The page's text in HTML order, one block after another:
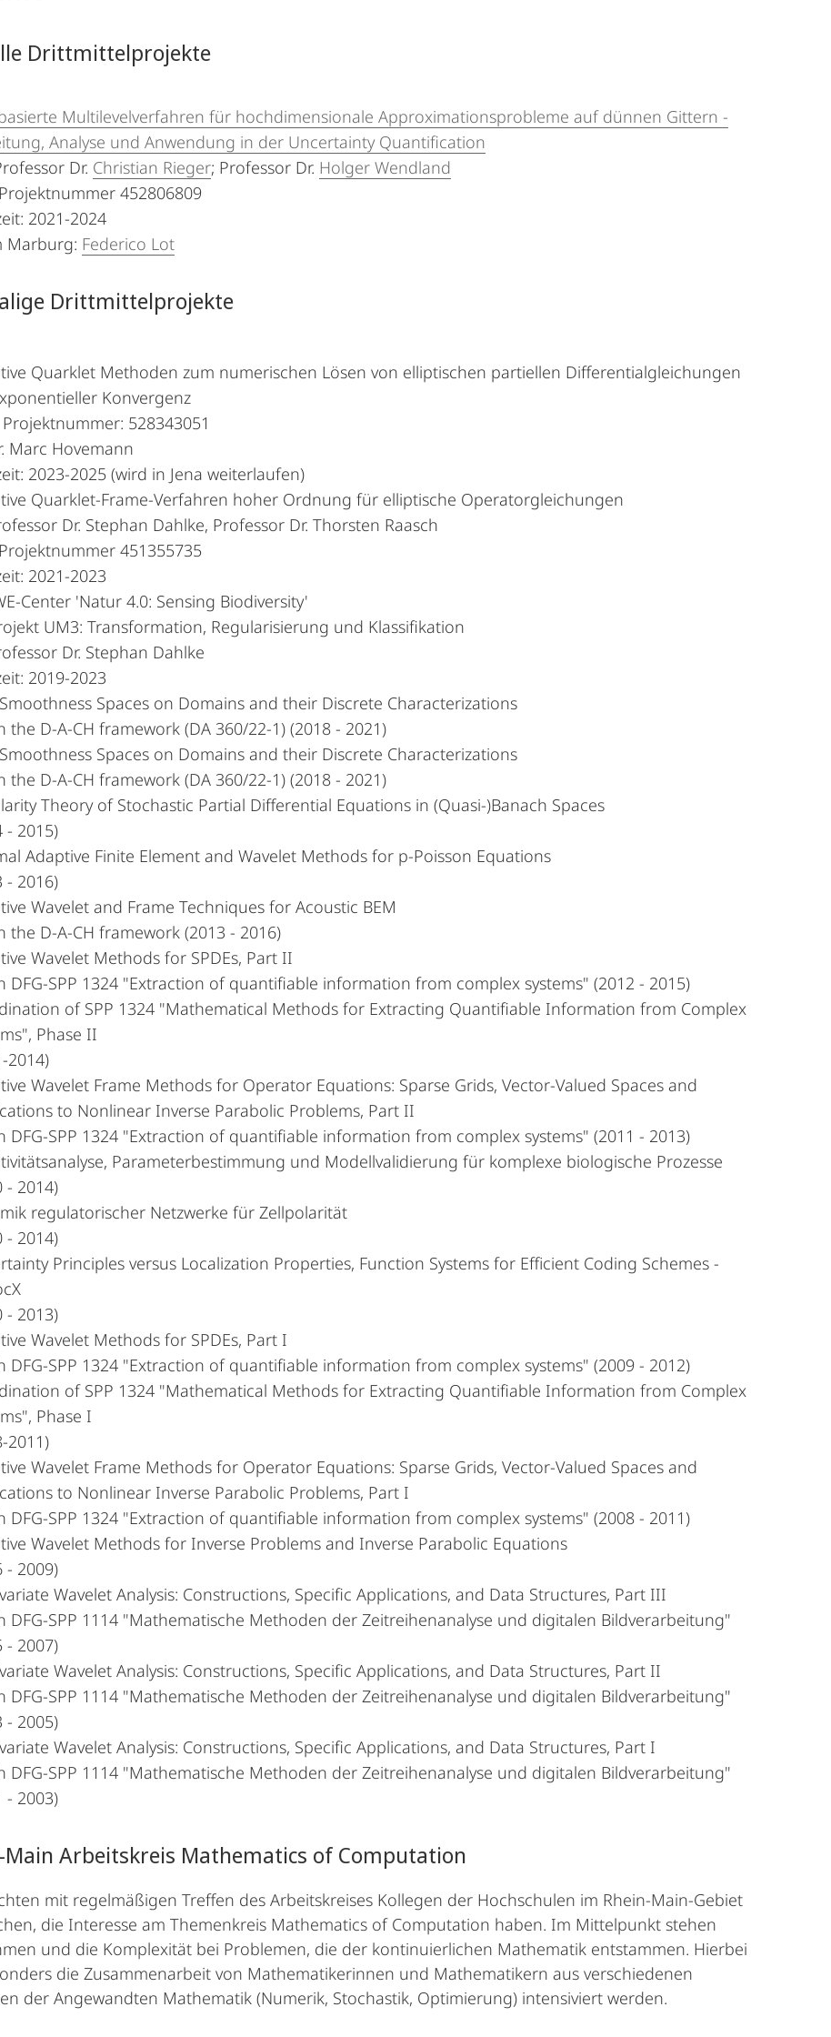
Drittmittelprojekte
Multilevelverfahren für hochdimensionale Approximationsprobleme auf dünnen Gittern -
Analyse und Anwendung in der Uncertainty Quantification
Dr. Christian Rieger; Professor Dr. Holger Wendland
452806809
2021-2024
Marburg: Federico Lot
Drittmittelprojekte
Quarklet Methoden zum numerischen Lösen von elliptischen partiellen Differentialgleichungen
Konvergenz
528343051
Marc Hovemann
2023-2025 (wird in Jena weiterlaufen)
Quarklet-Frame-Verfahren hoher Ordnung für elliptische Operatorgleichungen
Dr. Stephan Dahlke, Professor Dr. Thorsten Raasch
451355735
2021-2023
Center 'Natur 4.0: Sensing Biodiversity'
UM3: Transformation, Regularisierung und Klassifikation
Dr. Stephan Dahlke
2019-2023
Spaces on Domains and their Discrete Characterizations
the D-A-CH framework (DA 360/22-1) (2018 - 2021)
Spaces on Domains and their Discrete Characterizations
the D-A-CH framework (DA 360/22-1) (2018 - 2021)
Theory of Stochastic Partial Differential Equations in (Quasi-)Banach Spaces
- 2015)
Adaptive Finite Element and Wavelet Methods for p-Poisson Equations
- 2016)
Wavelet and Frame Techniques for Acoustic BEM
the D-A-CH framework (2013 - 2016)
Wavelet Methods for SPDEs, Part II
DFG-SPP 1324 "Extraction of quantifiable information from complex systems" (2012 - 2015)
of SPP 1324 "Mathematical Methods for Extracting Quantifiable Information from Complex
Phase II
2014)
Wavelet Frame Methods for Operator Equations: Sparse Grids, Vector-Valued Spaces and
to Nonlinear Inverse Parabolic Problems, Part II
DFG-SPP 1324 "Extraction of quantifiable information from complex systems" (2011 - 2013)
Parameterbestimmung und Modellvalidierung für komplexe biologische Prozesse
- 2014)
regulatorischer Netzwerke für Zellpolarität
- 2014)
Principles versus Localization Properties, Function Systems for Efficient Coding Schemes -
- 2013)
Wavelet Methods for SPDEs, Part I
DFG-SPP 1324 "Extraction of quantifiable information from complex systems" (2009 - 2012)
of SPP 1324 "Mathematical Methods for Extracting Quantifiable Information from Complex
Phase I
2011)
Wavelet Frame Methods for Operator Equations: Sparse Grids, Vector-Valued Spaces and
to Nonlinear Inverse Parabolic Problems, Part I
DFG-SPP 1324 "Extraction of quantifiable information from complex systems" (2008 - 2011)
Wavelet Methods for Inverse Problems and Inverse Parabolic Equations
- 2009)
Wavelet Analysis: Constructions, Specific Applications, and Data Structures, Part III
DFG-SPP 1114 "Mathematische Methoden der Zeitreihenanalyse und digitalen Bildverarbeitung"
- 2007)
Wavelet Analysis: Constructions, Specific Applications, and Data Structures, Part II
DFG-SPP 1114 "Mathematische Methoden der Zeitreihenanalyse und digitalen Bildverarbeitung"
- 2005)
Wavelet Analysis: Constructions, Specific Applications, and Data Structures, Part I
DFG-SPP 1114 "Mathematische Methoden der Zeitreihenanalyse und digitalen Bildverarbeitung"
- 2003)
Main Arbeitskreis Mathematics of Computation
mit regelmäßigen Treffen des Arbeitskreises Kollegen der Hochschulen im Rhein-Main-Gebiet
die Interesse am Themenkreis Mathematics of Computation haben. Im Mittelpunkt stehen
und die Komplexität bei Problemen, die der kontinuierlichen Mathematik entstammen. Hierbei
die Zusammenarbeit von Mathematikerinnen und Mathematikern aus verschiedenen
der Angewandten Mathematik (Numerik, Stochastik, Optimierung) intensiviert werden.